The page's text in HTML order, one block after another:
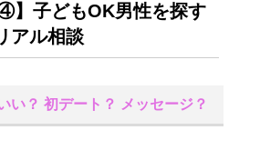
】子どもOK男性を探す
アル相談
い？ 初デート？ メッセージ？